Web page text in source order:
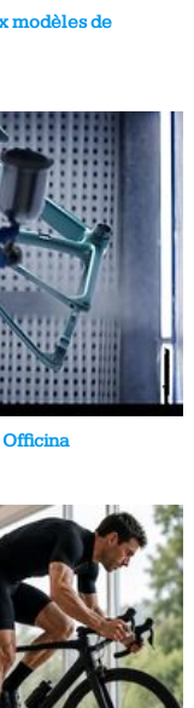
modèles de